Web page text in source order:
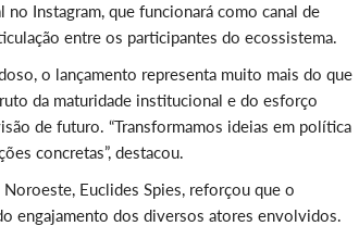
Instagram, que funcionará como canal de
entre os participantes do ecossistema.
o lançamento representa muito mais do que
da maturidade institucional e do esforço
de futuro. “Transformamos ideias em política
concretas”, destacou.
Euclides Spies, reforçou que o
engajamento dos diversos atores envolvidos.